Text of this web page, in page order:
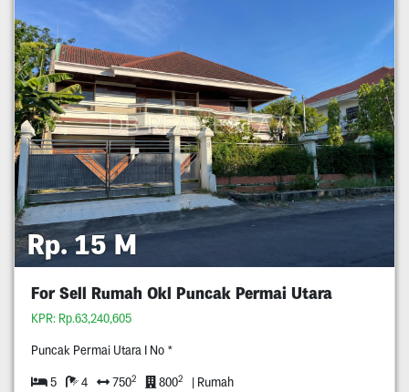
Rp. 15 M
For Sell Rumah Okl Puncak Permai Utara
KPR: Rp.63,240,605
Puncak Permai Utara I No *
5 4 7502 8002 | Rumah